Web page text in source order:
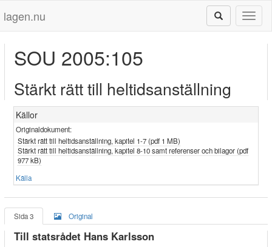
lagen.nu
SOU 2005:105
Stärkt rätt till heltidsanställning
Källor
Originaldokument:
Stärkt rätt till heltidsanställning, kapitel 1-7 (pdf 1 MB)
Stärkt rätt till heltidsanställning, kapitel 8-10 samt referenser och bilagor (pdf
977 kB)
Källa
Sida 3 Original
Till statsrådet Hans Karlsson